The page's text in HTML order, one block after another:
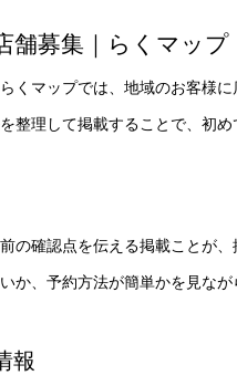
舗募集｜らくマップ
くマップでは、地域のお客様
整理して掲載することで、初
の確認点を伝える掲載ことが
か、予約方法が簡単かを見なが
報